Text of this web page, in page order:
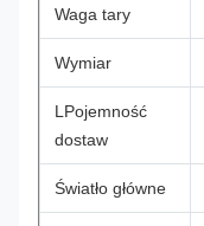
Waga tary
Wymiar
L Pojemność
dostaw
Światło główne